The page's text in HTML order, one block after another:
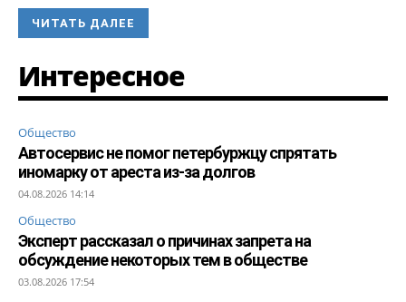
ЧИТАТЬ ДАЛЕЕ
Интересное
Общество
Автосервис не помог петербуржцу спрятать
иномарку от ареста из-за долгов
04.08.2026 14:14
Общество
Эксперт рассказал о причинах запрета на
обсуждение некоторых тем в обществе
03.08.2026 17:54